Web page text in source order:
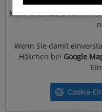
Mehr Infos dazu können
Wenn Sie damit
Häkchen bei Google
Cookie-